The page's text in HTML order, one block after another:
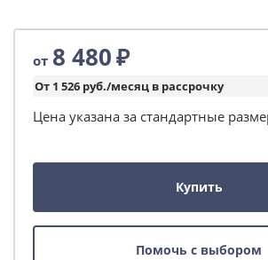
от 8 480₽
От 1 526 руб./месяц в рассрочку
Цена указана за стандартные
Купить
Помочь с выбором